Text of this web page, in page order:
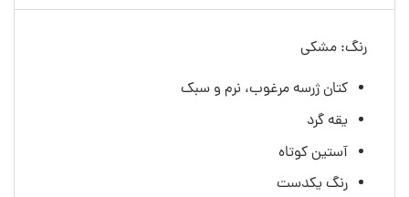
رنگ: مشکی
کتان ژرسه مرغوب، نرم و سبک
یقه گرد
آستین کوتاه
رنگ یکدست